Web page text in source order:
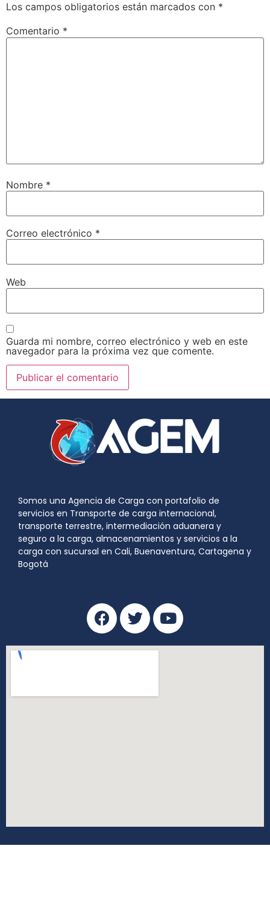
Los campos obligatorios están marcados con *
Comentario *
Nombre *
Correo electrónico *
Web
Guarda mi nombre, correo electrónico y web en este
navegador para la próxima vez que comente.
Somos una Agencia de Carga con portafolio de
servicios en Transporte de carga internacional,
transporte terrestre, intermediación aduanera y
seguro a la carga, almacenamientos y servicios a la
carga con sucursal en Cali, Buenaventura, Cartagena y
Bogotá